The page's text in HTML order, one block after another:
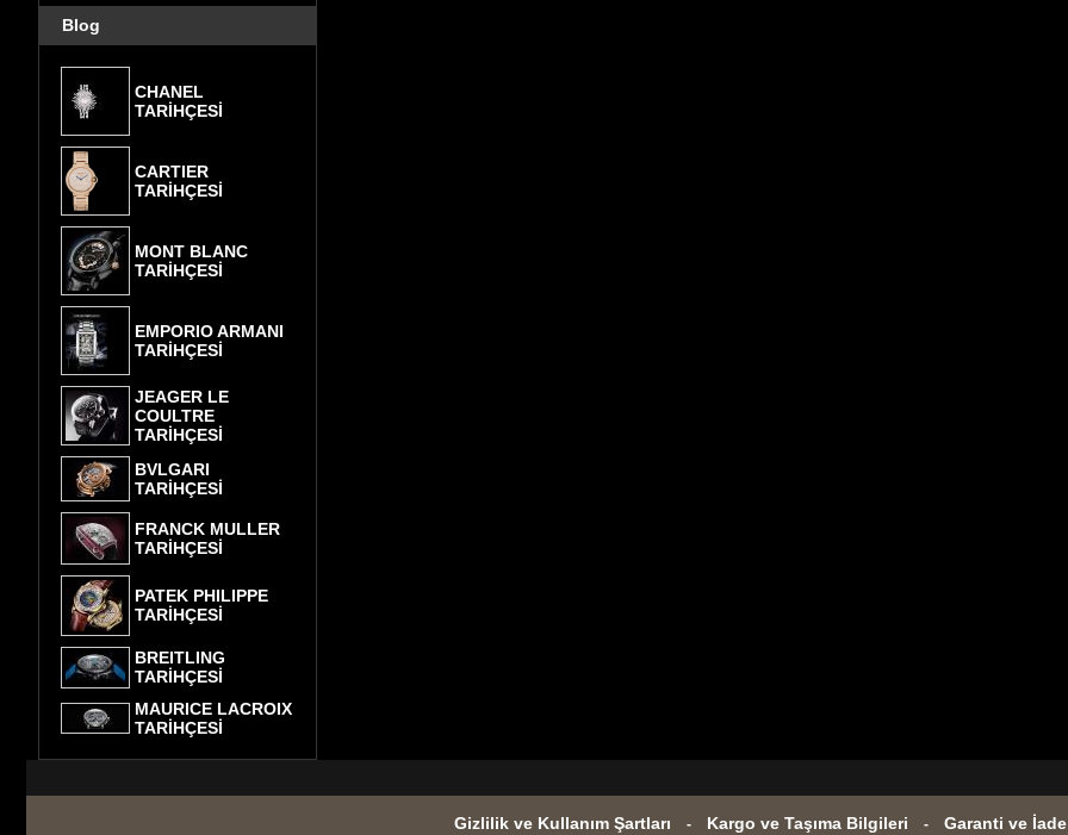
Blog
CHANEL
TARİHÇESİ
CARTIER
TARİHÇESİ
MONT BLANC
TARİHÇESİ
EMPORIO ARMANI
TARİHÇESİ
JEAGER LE
COULTRE
TARİHÇESİ
BVLGARI
TARİHÇESİ
FRANCK MULLER
TARİHÇESİ
PATEK PHILIPPE
TARİHÇESİ
BREITLING
TARİHÇESİ
MAURICE LACROIX
TARİHÇESİ
Gizlilik ve Kullanım Şartları - Kargo ve Taşıma Bilgileri - Garanti ve İade